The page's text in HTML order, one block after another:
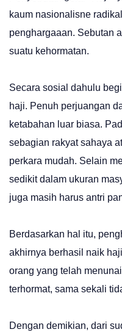
kaum nasionalisne
penghargaaan. Sebutan
suatu kehormatan.
Secara sosial dahulu
haji. Penuh perjuangan
ketabahan luar biasa.
sebagian rakyat sahaya
perkara mudah. Selain
sedikit dalam ukuran
juga masih harus antri
Berdasarkan hal itu,
akhirnya berhasil naik
orang yang telah
terhormat, sama sekali
Dengan demikian, dari